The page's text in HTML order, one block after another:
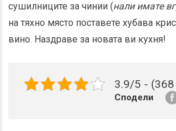
сушилниците за чинии (нали имате
на тяхно място поставете хубава
вино. Наздраве за новата ви кухня!
3.9/5 -
Сподели